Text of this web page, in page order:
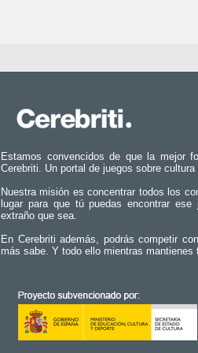
Estamos convencidos de que la mejor
Cerebriti. Un portal de juegos sobre
Nuestra misión es concentrar todos los
lugar para que tú puedas encontrar
extraño que sea.
En Cerebriti además, podrás competir
más sabe. Y todo ello mientras mantienes